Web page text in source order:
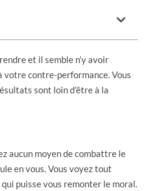
et il semble n’y avoir
votre contre-performance. Vous
sont loin d’être à la
aucun moyen de combattre le
en vous. Vous voyez tout
puisse vous remonter le moral.